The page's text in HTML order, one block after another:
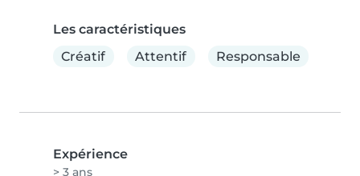
Les caractéristiques
Créatif
Attentif Responsable
Expérience
> 3 ans